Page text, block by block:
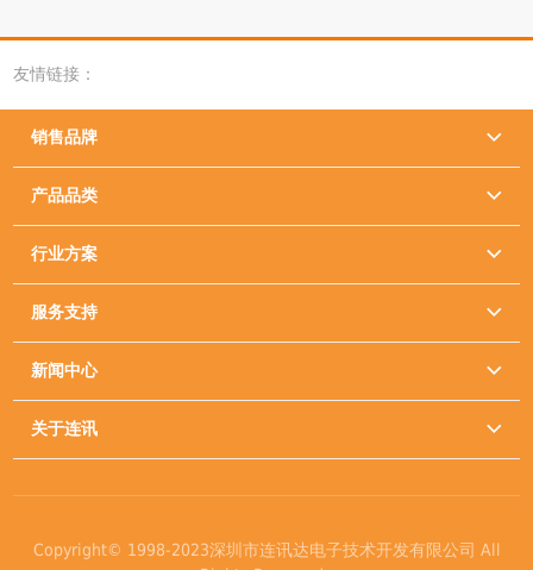
友情链接：
销售品牌 
产品品类 
行业方案 
服务支持 
新闻中心 
关于连讯 
Copyright© 1998-2023深圳市连讯达电子技术开发有限公司 All